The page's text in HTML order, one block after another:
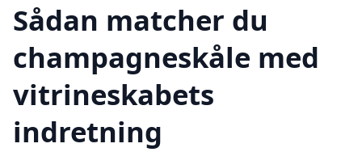
Sådan matcher du
champagneskåle med
vitrineskabets
indretning